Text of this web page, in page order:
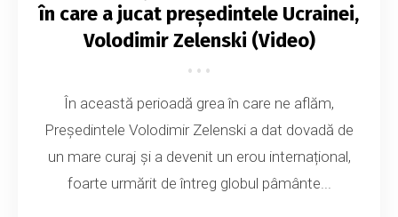
în care a jucat preşedintele Ucrainei,
Volodimir Zelenski (Video)
În această perioadă grea în care ne aflăm,
Președintele Volodimir Zelenski a dat dovadă de
un mare curaj și a devenit un erou internațional,
foarte urmărit de întreg globul pâmânte...